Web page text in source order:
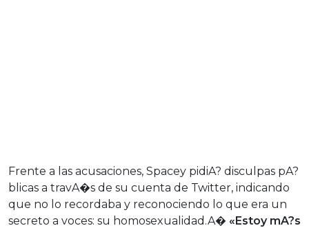
Frente a las acusaciones, Spacey pidiA? disculpas pA?
blicas a travA�s de su cuenta de Twitter, indicando
que no lo recordaba y reconociendo lo que era un
secreto a voces: su homosexualidad.A� «Estoy mA?s